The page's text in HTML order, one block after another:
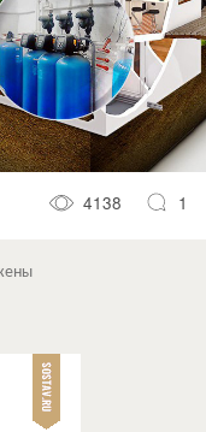
4138 1